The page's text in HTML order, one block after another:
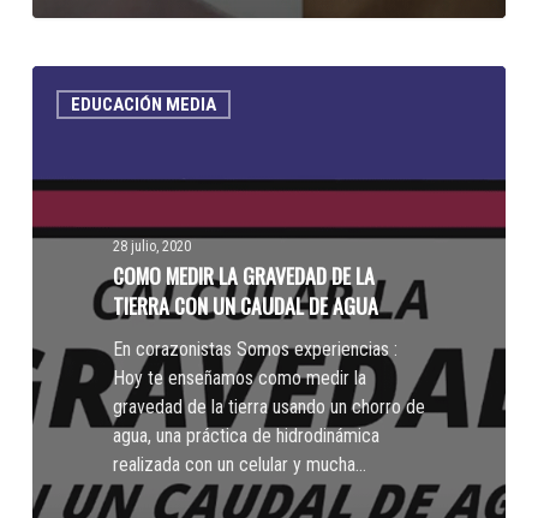
EDUCACIÓN MEDIA
MEDIR
DE
LA
DE
AGUA
28 julio, 2020
COMO MEDIR LA GRAVEDAD DE LA
TIERRA CON UN CAUDAL DE AGUA
En corazonistas Somos experiencias :
Hoy te enseñamos como medir la
gravedad de la tierra usando un chorro de
agua, una práctica de hidrodinámica
realizada con un celular y mucha…